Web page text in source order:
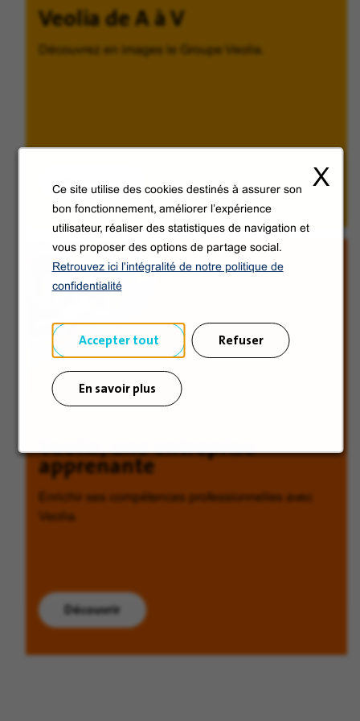
X
Ce site utilise des cookies destinés à assurer son
bon fonctionnement, améliorer l’expérience
utilisateur, réaliser des statistiques de navigation et
vous proposer des options de partage social.
Retrouvez ici l'intégralité de notre politique de
confidentialité
Accepter tout Refuser
En savoir plus
Veolia de A à V
Découvrez en images le Groupe Veolia.
Découvrir
Veolia, une entreprise
apprenante
Enrichir ses compétences professionnelles avec
Veolia.
Découvrir